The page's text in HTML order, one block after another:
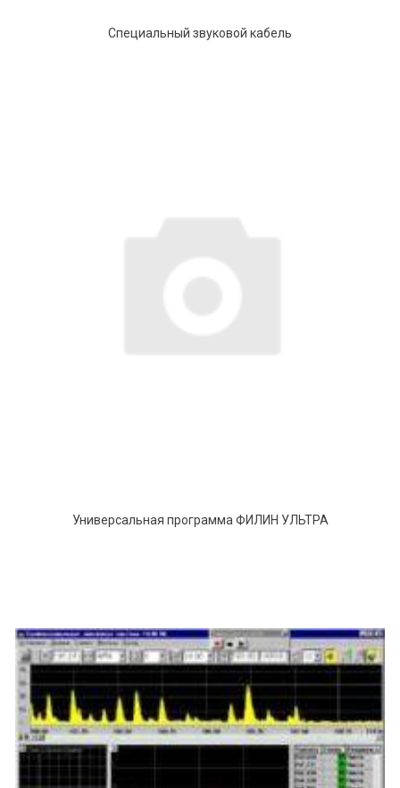
Специальный звуковой кабель
Универсальная программа ФИЛИН УЛЬТРА